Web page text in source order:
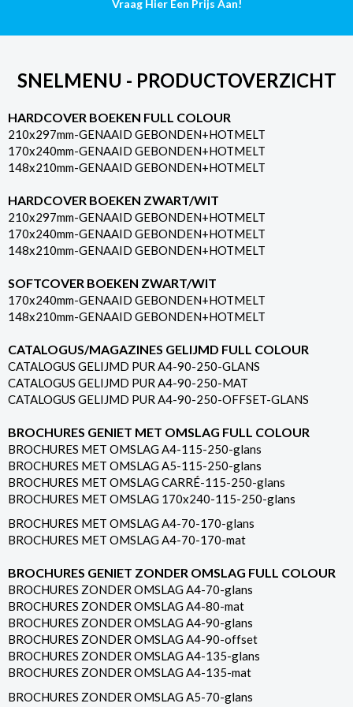
Vraag Hier Een Prijs Aan!
SNELMENU - PRODUCTOVERZICHT
HARDCOVER BOEKEN FULL COLOUR
210x297mm-GENAAID GEBONDEN+HOTMELT
170x240mm-GENAAID GEBONDEN+HOTMELT
148x210mm-GENAAID GEBONDEN+HOTMELT
HARDCOVER BOEKEN ZWART/WIT
210x297mm-GENAAID GEBONDEN+HOTMELT
170x240mm-GENAAID GEBONDEN+HOTMELT
148x210mm-GENAAID GEBONDEN+HOTMELT
SOFTCOVER BOEKEN ZWART/WIT
170x240mm-GENAAID GEBONDEN+HOTMELT
148x210mm-GENAAID GEBONDEN+HOTMELT
CATALOGUS/MAGAZINES GELIJMD FULL COLOUR
CATALOGUS GELIJMD PUR A4-90-250-GLANS
CATALOGUS GELIJMD PUR A4-90-250-MAT
CATALOGUS GELIJMD PUR A4-90-250-OFFSET-GLANS
BROCHURES GENIET MET OMSLAG FULL COLOUR
BROCHURES MET OMSLAG A4-115-250-glans
BROCHURES MET OMSLAG A5-115-250-glans
BROCHURES MET OMSLAG CARRÉ-115-250-glans
BROCHURES MET OMSLAG 170x240-115-250-glans
BROCHURES MET OMSLAG A4-70-170-glans
BROCHURES MET OMSLAG A4-70-170-mat
BROCHURES GENIET ZONDER OMSLAG FULL COLOUR
BROCHURES ZONDER OMSLAG A4-70-glans
BROCHURES ZONDER OMSLAG A4-80-mat
BROCHURES ZONDER OMSLAG A4-90-glans
BROCHURES ZONDER OMSLAG A4-90-offset
BROCHURES ZONDER OMSLAG A4-135-glans
BROCHURES ZONDER OMSLAG A4-135-mat
BROCHURES ZONDER OMSLAG A5-70-glans